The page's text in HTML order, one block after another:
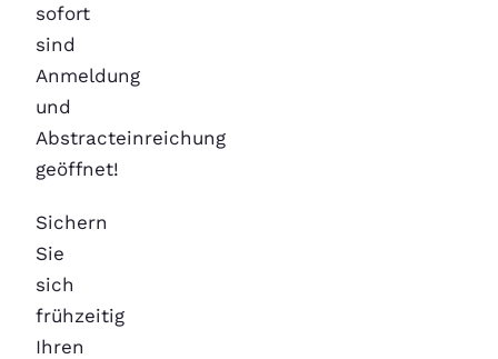
sofort
sind
Anmeldung
und
Abstracteinreichung
geöffnet!
Sichern
Sie
sich
frühzeitig
Ihren